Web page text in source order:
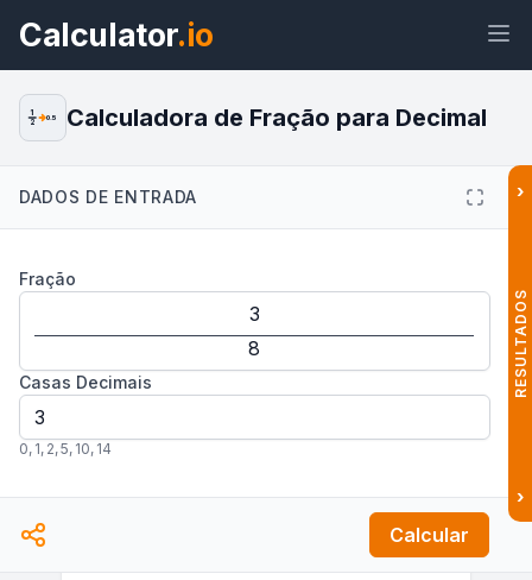
Calculator.io
Visualizar Conversor de Fração
1
2
0.5 Calculadora de Fração para Decimal
DADOS DE ENTRADA
Fração
Casas Decimais
0, 1, 2,5, 10, 14
Calcular
›
RESULTADOS
›